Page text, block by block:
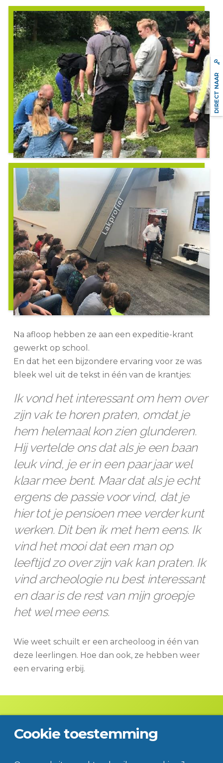
Na afloop hebben ze aan een expeditie-krant
gewerkt op school.
En dat het een bijzondere ervaring voor ze was
bleek wel uit de tekst in één van de krantjes:
Ik vond het interessant om hem over
zijn vak te horen praten, omdat je
hem helemaal kon zien glunderen.
Hij vertelde ons dat als je een baan
leuk vind, je er in een paar jaar wel
klaar mee bent. Maar dat als je echt
ergens de passie voor vind, dat je
hier tot je pensioen mee verder kunt
werken. Dit ben ik met hem eens. Ik
vind het mooi dat een man op
leeftijd zo over zijn vak kan praten. Ik
vind archeologie nu best interessant
en daar is de rest van mijn groepje
het wel mee eens.
Wie weet schuilt er een archeoloog in één van
deze leerlingen. Hoe dan ook, ze hebben weer
een ervaring erbij.
© Jac. P. Thijsse College
DIRECT NAAR
Cookie toestemming